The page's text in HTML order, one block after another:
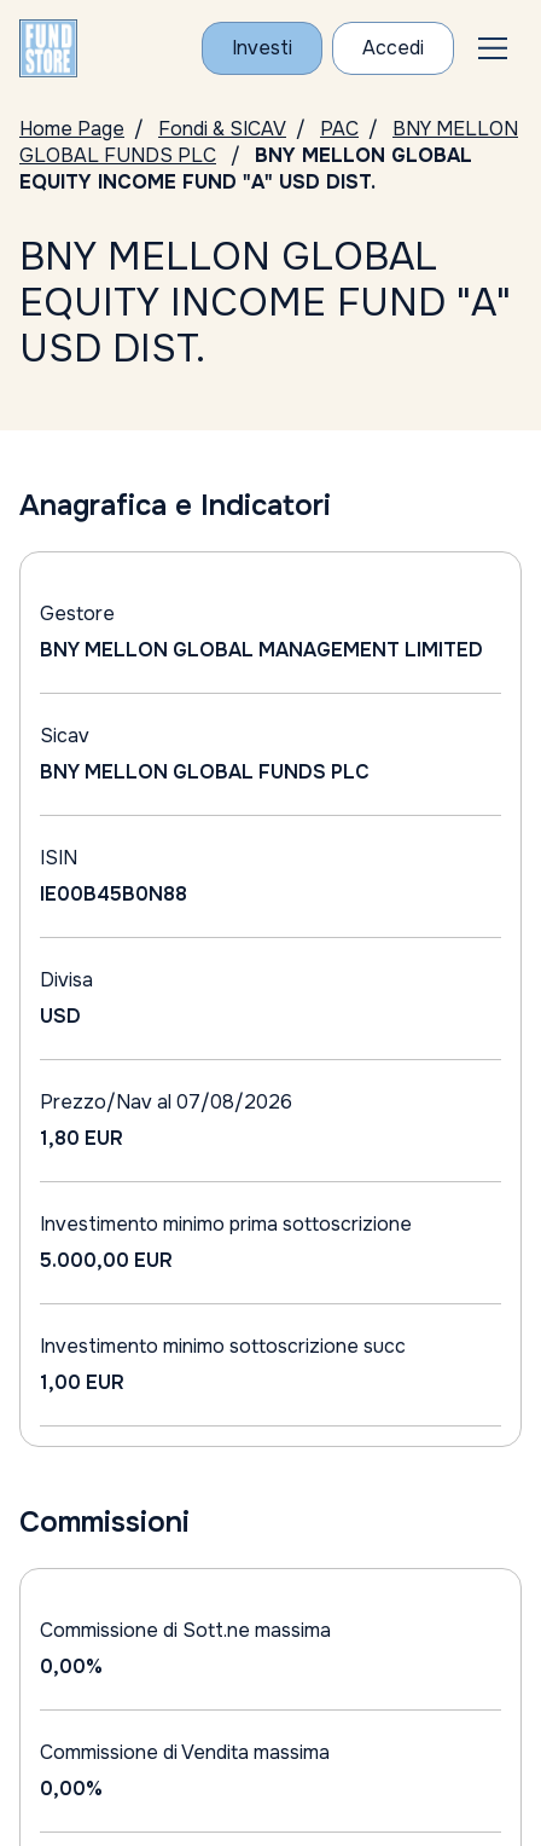
Investi Accedi
Home Page Fondi & SICAV PAC
BNY MELLON
GLOBAL FUNDS PLC
BNY MELLON GLOBAL
EQUITY INCOME FUND "A" USD DIST.
BNY MELLON GLOBAL
EQUITY INCOME FUND "A"
USD DIST.
Anagrafica e Indicatori
Gestore
BNY MELLON GLOBAL MANAGEMENT LIMITED
Sicav
BNY MELLON GLOBAL FUNDS PLC
ISIN
IE00B45B0N88
Divisa
USD
Prezzo/Nav al 07/08/2026
1,80 EUR
Investimento minimo prima sottoscrizione
5.000,00 EUR
Investimento minimo sottoscrizione succ
1,00 EUR
Commissioni
Commissione di Sott.ne massima
0,00%
Commissione di Vendita massima
0,00%